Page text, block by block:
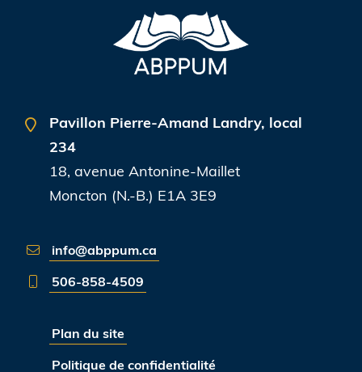
Pavillon Pierre-Amand Landry, local
234
18, avenue Antonine-Maillet
Moncton (N.-B.) E1A 3E9
info@abppum.ca
506-858-4509
Plan du site
Politique de confidentialité